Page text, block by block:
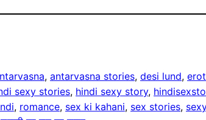
, antarvasna stories, desi lund,
sexy stories, hindi sexy story,
, romance, sex ki kahani, sex stories,